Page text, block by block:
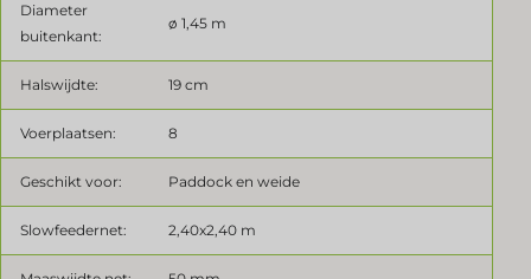
Diameter
buitenkant:
ø 1,45 m
Halswijdte: 19 cm
Voerplaatsen: 8
Geschikt voor: Paddock en weide
Slowfeedernet: 2,40x2,40 m